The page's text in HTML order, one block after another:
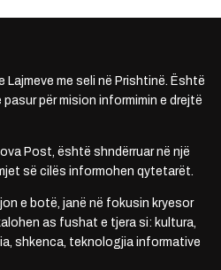
me seli në Prishtinë. Është
për mision informimin e drejtë
Post, është shndërruar në një
së cilës informohen qytetarët.
e botë, janë në fokusin kryesor
as fushat e tjera si: kultura,
shkenca, teknologjia informative